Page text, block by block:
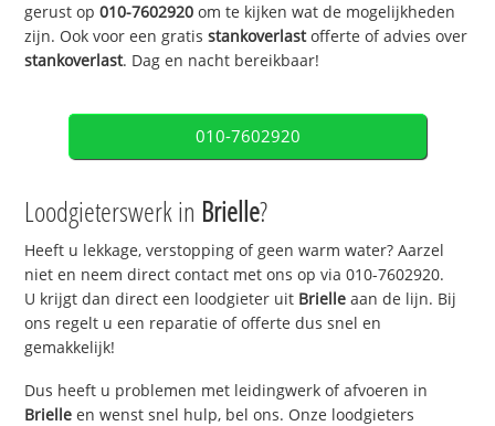
gerust op010-7602920 om te kijken wat de mogelijkheden
zijn. Ook voor een gratisstankoverlastofferte of advies over
stankoverlast. Dag en nacht bereikbaar!
010-7602920
Loodgieterswerk in Brielle?
Heeft u lekkage, verstopping of geen warm water? Aarzel
niet en neem direct contact met ons op via 010-7602920.
U krijgt dan direct een loodgieter uit Brielle aan de lijn. Bij
ons regelt u een reparatie of offerte dus snel en
gemakkelijk!
Dus heeft u problemen met leidingwerk of afvoeren in
Brielle en wenst snel hulp, bel ons. Onze loodgieters